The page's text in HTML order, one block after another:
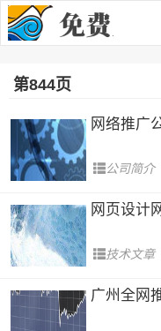
第844页
网络推广
公司简介
网页设计
技术文章
广州全网